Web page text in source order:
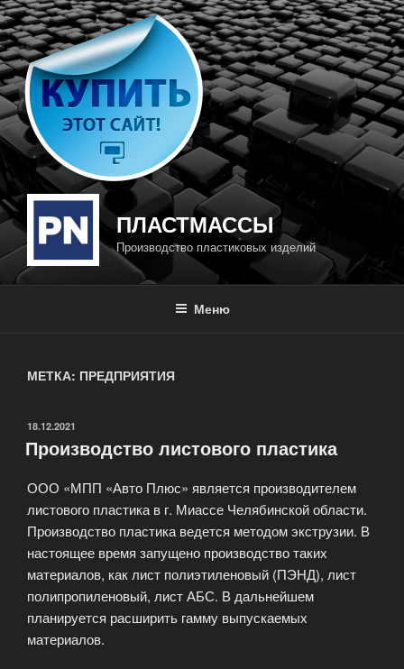
Перейти
к
содержимому
ПЛАСТМАССЫ
Производство пластиковых изделий
Меню
МЕТКА: ПРЕДПРИЯТИЯ
ОПУБЛИКОВАНО
18.12.2021
Производство листового пластика
ООО «МПП «Авто Плюс» является производителем
листового пластика в г. Миассе Челябинской области.
Производство пластика ведется методом экструзии. В
настоящее время запущено производство таких
материалов, как лист полиэтиленовый (ПЭНД), лист
полипропиленовый, лист АБС. В дальнейшем
планируется расширить гамму выпускаемых
материалов.